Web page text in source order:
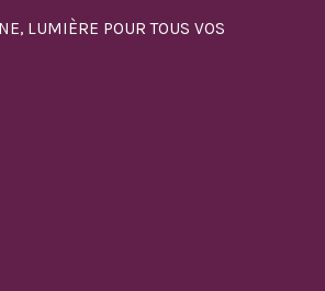
LUMIÈRE POUR TOUS VOS